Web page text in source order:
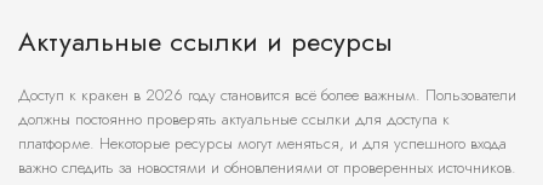
Актуальные ссылки и ресурсы
Доступ к кракен в 2026 году становится всё более важным. Пользователи
должны постоянно проверять актуальные ссылки для доступа к
платформе. Некоторые ресурсы могут меняться, и для успешного входа
важно следить за новостями и обновлениями от проверенных источников.